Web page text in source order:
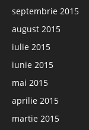
septembrie 2015
august 2015
iulie 2015
iunie 2015
mai 2015
aprilie 2015
martie 2015